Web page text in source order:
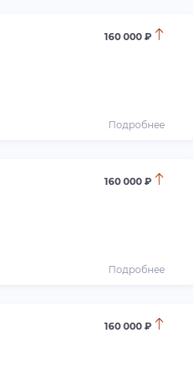
160 000 ₽
Подробнее
160 000 ₽
Подробнее
160 000 ₽